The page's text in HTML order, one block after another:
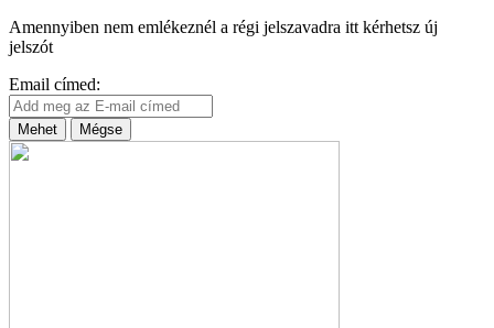
Amennyiben nem emlékeznél a régi jelszavadra itt kérhetsz új
jelszót
Email címed:
Mehet Mégse